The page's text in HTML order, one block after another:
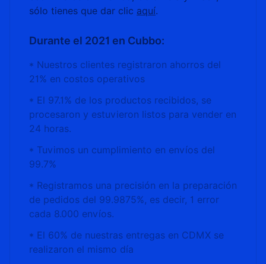
sólo tienes que dar clic aquí.
Durante el 2021 en Cubbo:
* Nuestros clientes registraron ahorros del
21% en costos operativos
* El 97.1% de los productos recibidos, se
procesaron y estuvieron listos para vender en
24 horas.
* Tuvimos un cumplimiento en envíos del
99.7%
* Registramos una precisión en la preparación
de pedidos del 99.9875%, es decir, 1 error
cada 8.000 envíos.
* El 60% de nuestras entregas en CDMX se
realizaron el mismo día